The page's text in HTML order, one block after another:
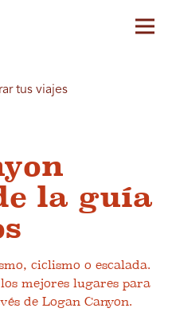
tus viajes
la guía
ciclismo o escalada.
mejores lugares para
de Logan Canyon.